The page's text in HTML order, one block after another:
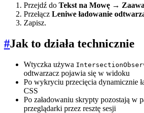
Przejdź do Tekst na Mowę →
Przełącz Leniwe ładowanie
Zapisz.
#Jak to działa technicznie
Wtyczka używa
odtwarzacz pojawia się w widoku
Po wykryciu przecięcia dynamicznie
CSS
Po załadowaniu skrypty pozostają w
przeglądarki przez resztę sesji